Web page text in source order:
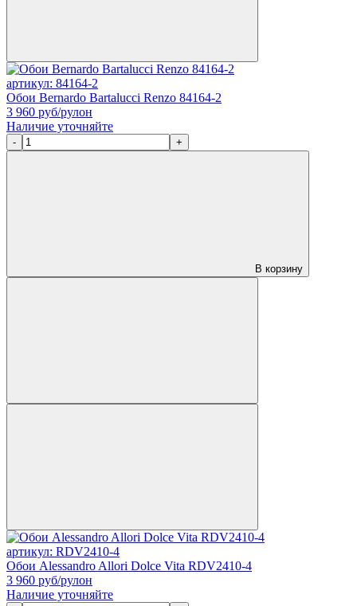
артикул: 84164-2
Обои Bernardo Bartalucci Renzo 84164-2
3 960 руб/рулон
Наличие уточняйте
- +
В корзину
артикул: RDV2410-4
Обои Alessandro Allori Dolce Vita RDV2410-4
3 960 руб/рулон
Наличие уточняйте